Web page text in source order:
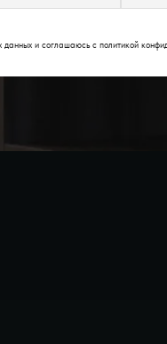
данных и соглашаюсь сполитикой